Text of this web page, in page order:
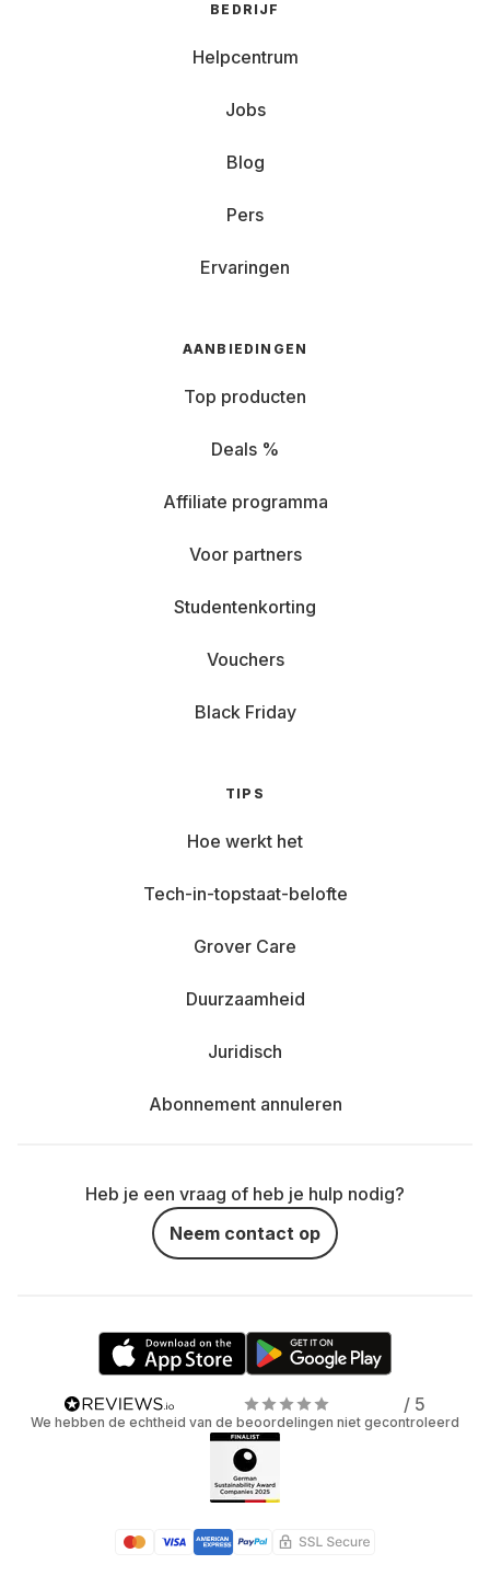
BEDRIJF
Helpcentrum
Jobs
Blog
Pers
Ervaringen
AANBIEDINGEN
Top producten
Deals %
Affiliate programma
Voor partners
Studentenkorting
Vouchers
Black Friday
TIPS
Hoe werkt het
Tech-in-topstaat-belofte
Grover Care
Duurzaamheid
Juridisch
Abonnement annuleren
Heb je een vraag of heb je hulp nodig?
Neem contact op
/ 5
We hebben de echtheid van de beoordelingen niet gecontroleerd